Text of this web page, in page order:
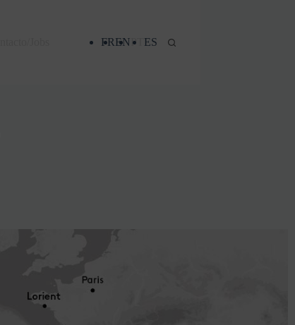
FREN PT ES